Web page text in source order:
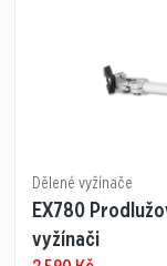
Dělené vyžínače
EX780
vyžínači